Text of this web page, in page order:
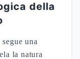
della
una
la natura